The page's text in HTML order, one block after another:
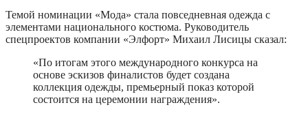
Темой номинации «Мода» стала повседневная одежда с
элементами национального костюма. Руководитель
спецпроектов компании «Элфорт» Михаил Лисицы сказал:
«По итогам этого международного конкурса на
основе эскизов финалистов будет создана
коллекция одежды, премьерный показ которой
состоится на церемонии награждения».